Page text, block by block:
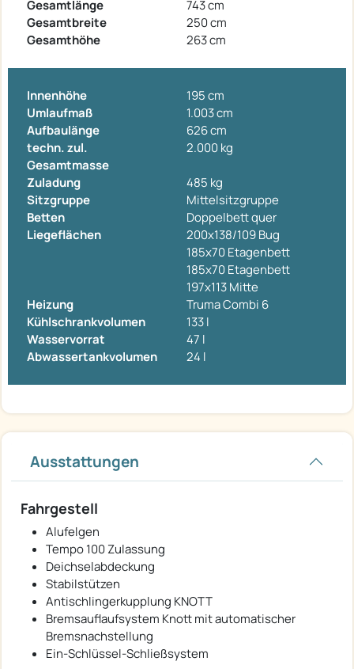
Gesamtlänge
743 cm
Gesamtbreite
250 cm
Gesamthöhe
263 cm
Innenhöhe
195 cm
Umlaufmaß
1.003 cm
Aufbaulänge
626 cm
techn. zul.
Gesamtmasse
2.000 kg
Zuladung
485 kg
Sitzgruppe
Mittelsitzgruppe
Betten
Doppelbett quer
Liegeflächen
200x138/109 Bug
185x70 Etagenbett
185x70 Etagenbett
197x113 Mitte
Heizung
Truma Combi 6
Kühlschrankvolumen
133 l
Wasservorrat
47 l
Abwassertankvolumen
24 l
Ausstattungen
Fahrgestell
Alufelgen
Tempo 100 Zulassung
Deichselabdeckung
Stabilstützen
Antischlingerkupplung KNOTT
Bremsauflaufsystem Knott mit automatischer
Bremsnachstellung
Ein-Schlüssel-Schließsystem